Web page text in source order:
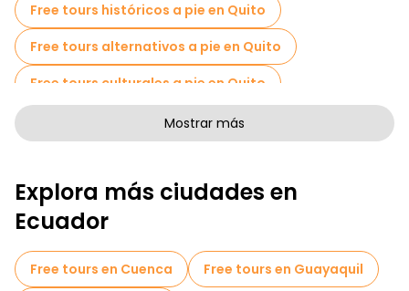
Free tours históricos a pie en Quito
Free tours alternativos a pie en Quito
Free tours culturales a pie en Quito
Free tours a pie para familias en Quito
Tours fotográficos en Quito
Free Tour Leyendas y Misterios de Quito
Museos en Quito
Mostrar más
Explora más ciudades en
Ecuador
Free tours en Cuenca
Free tours en Guayaquil